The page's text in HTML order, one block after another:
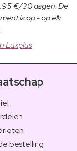
€/30 dagen. De
is op - op elk
Luxplus
bestelling